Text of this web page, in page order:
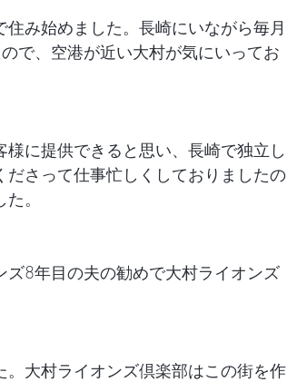
み始めました。長崎にいながら毎月
で、空港が近い大村が気にいってお
に提供できると思い、長崎で独立し
さって仕事忙しくしておりましたの
。
8年目の夫の勧めで大村ライオンズ
大村ライオンズ倶楽部はこの街を作